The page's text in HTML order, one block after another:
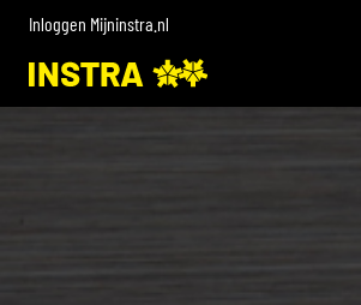
Inloggen Mijninstra.nl